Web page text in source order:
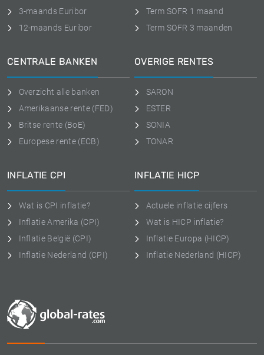
3-maands Euribor
12-maands Euribor
Term SOFR 1 maand
Term SOFR 3 maanden
CENTRALE BANKEN
Overzicht alle banken
Amerikaanse rente (FED)
Britse rente (BoE)
Europese rente (ECB)
OVERIGE RENTES
SARON
ESTER
SONIA
TONAR
INFLATIE CPI
Wat is CPI inflatie?
Inflatie Amerika (CPI)
Inflatie België (CPI)
Inflatie Nederland (CPI)
INFLATIE HICP
Actuele inflatie cijfers
Wat is HICP inflatie?
Inflatie Europa (HICP)
Inflatie Nederland (HICP)